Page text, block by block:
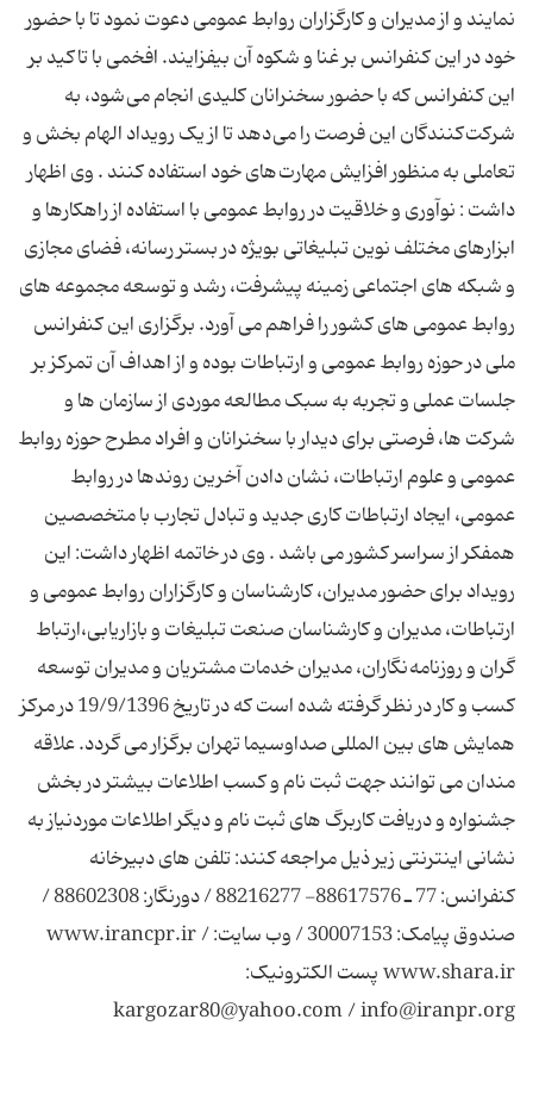
نمایند و از مدیران و کارگزاران روابط عمومی دعوت نمود تا با حضور
خود در این کنفرانس بر غنا و شکوه آن بیفزایند. افخمی با تاکید بر
این کنفرانس که با حضور سخنرانان کلیدی انجام می شود، به
شرکت کنندگان این فرصت را می دهد تا از یک رویداد الهام بخش و
تعاملی به منظور افزایش مهارت های خود استفاده کنند . وی اظهار
داشت : نوآوری و خلاقیت در روابط عمومی با استفاده از راهکارها و
ابزارهای مختلف نوین تبلیغاتی بویژه در بستر رسانه، فضای مجازی
و شبکه های اجتماعی زمینه پیشرفت، رشد و توسعه مجموعه های
روابط عمومی های کشور را فراهم می آورد. برگزاری این کنفرانس
ملی در حوزه روابط عمومی و ارتباطات بوده و از اهداف آن تمرکز بر
جلسات عملی و تجربه به سبک مطالعه موردی از سازمان ها و
شرکت ها، فرصتی برای دیدار با سخنرانان و افراد مطرح حوزه روابط
عمومی و علوم ارتباطات، نشان دادن آخرین روندها در روابط
عمومی، ایجاد ارتباطات کاری جدید و تبادل تجارب با متخصصین
همفکر از سراسر کشور می باشد . وی در خاتمه اظهار داشت: این
رویداد برای حضور مدیران، کارشناسان و کارگزاران روابط عمومی و
ارتباطات، مدیران و کارشناسان صنعت تبلیغات و بازاریابی،ارتباط
گران و روزنامه نگاران، مدیران خدمات مشتریان و مدیران توسعه
کسب و کار در نظر گرفته شده است که در تاریخ 19/9/1396 در مرکز
همایش های بین المللی صداوسیما تهران برگزار می گردد. علاقه
مندان می توانند جهت ثبت نام و کسب اطلاعات بیشتر در بخش
جشنواره و دریافت کاربرگ های ثبت نام و دیگر اطلاعات موردنیاز به
نشانی اینترنتی زیر ذیل مراجعه کنند: تلفن های دبیرخانه
کنفرانس: 77 ـ 88617576- 88216277 / دورنگار: 88602308 /
صندوق پیامک: 30007153 / وب سایت: www.irancpr.ir /
www.shara.ir پست الکترونیک:
kargozar80@yahoo.com / info@iranpr.org